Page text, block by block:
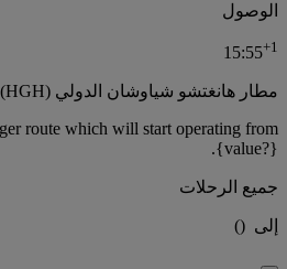
الوصول
15:55+1
مطار هانغتشو شياوشان الدولي (HGH)
route which will start operating from
{value?}.
جميع الرحلات
إلى (
)